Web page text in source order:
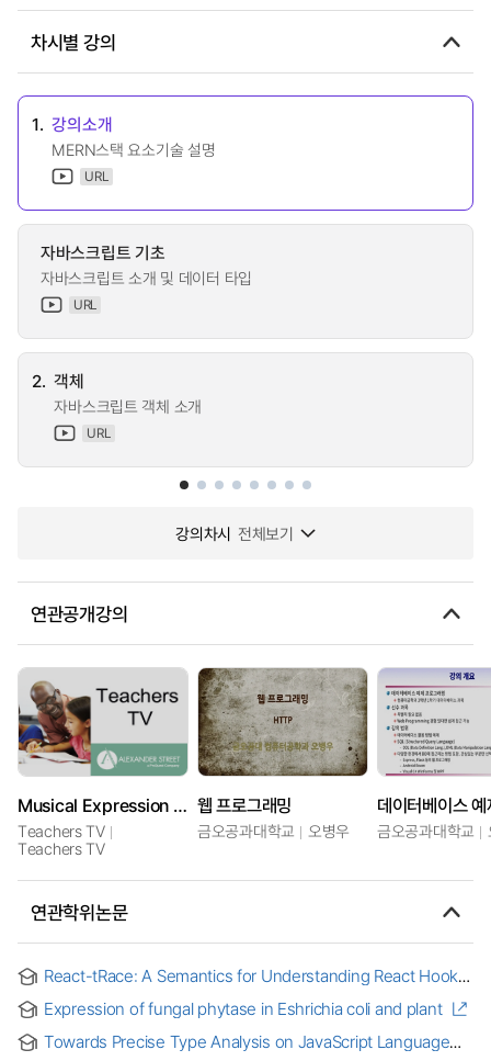
차시별 강의
1. 강의소개
MERN스택 요소기술 설명
URL
자바스크립트 기초
자바스크립트 소개 및 데이터 타입
URL
2. 객체
자바스크립트 객체 소개
URL
강의차시 전체보기
연관공개강의
Musical Expression throughout the Curriculum
Teachers TV
Teachers TV
웹 프로그래밍
금오공과대학교 오병우 금오공과대학교
연관학위논문
React-tRace: A Semantics for Understanding React Hooks
Expression of fungal phytase in Eshrichia coli and plant
Towards Precise Type Analysis on JavaScript Language